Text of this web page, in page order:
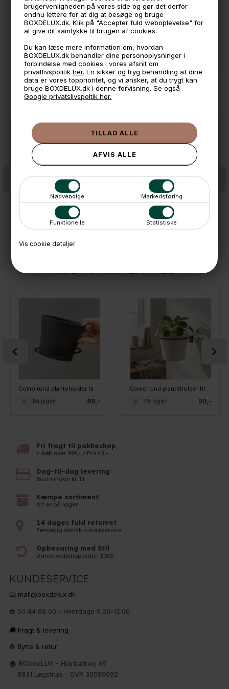
brugervenligheden på vores side og gør det derfor
endnu lettere for at dig at besøge og bruge
BOXDELUX.dk. Klik på "Accepter fuld weboplevelse" for
at give dit samtykke til brugen af cookies.
Du kan læse mere information om, hvordan
BOXDELUX.dk behandler dine personoplysninger i
forbindelse med cookies i vores afsnit om
privatlivspolitikher. En sikker og tryg behandling af dine
data er vores topprioritet, og vi ønsker, at du trygt kan
bruge BOXDELUX.dk i denne forvisning. Se også
Google privatslivspoltik her.
Nødvendige Markedsføring
Funktionelle Statistiske
Vis cookie detaljer
📦 Fragtfri v. køb over 999,- ellers fra 49,- med GLS
💳 Betal med
📱 Kundeservice 50446800 (9-12)
Kundeservicemail@boxdelux.dk(24/7)
ANDRE IDÉER
Como rund planteholder til væg - Sort. Medium
89,-
På lager
Como rund planteholder til væg - Sort. Large
99,-
På lager
Fri fragt til pakkeshop
v. køb over 999,- / Fra 49,-
Dag-til-dag levering
Bestil inden kl. 11
Kæmpe sortiment
Alt er på lager
14 dages fuld returret
Personlig dansk kundeservice
Opbevaring med Stil
Dansk webshop siden 2005
KUNDESERVICE
📧 mail@boxdelux.dk
☎️ 50 44 68 00 - Hverdage 9.00-12.00
🚚 Fragt & levering
♻️ Bytte & retur
🏠 BOXdeLUX - Hjarbækvej 65
8831 Løgstrup - CVR 30589092